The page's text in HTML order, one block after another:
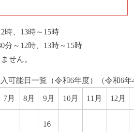
時、13時～15時
分～12時、13時～15時
せん。
可能日一覧（令和6年度）（令和6年
7月 8月 9月 10月 11月 12月
16